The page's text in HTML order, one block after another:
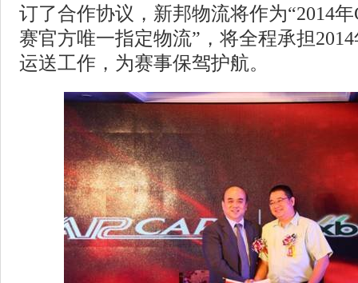
订了合作协议，新邦物流将作为“2014
赛官方唯一指定物流”，将全程承担
运送工作，为赛事保驾护航。